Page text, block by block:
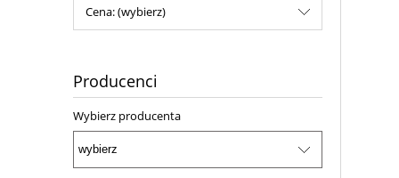
Cena: (wybierz)
Producenci
Wybierz producenta